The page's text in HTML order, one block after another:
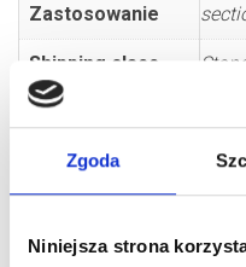
Zgoda
Niniejsza strona
Zastosowanie
Shipping class